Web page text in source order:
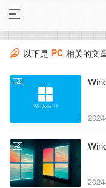
以下是 PC 相关的文